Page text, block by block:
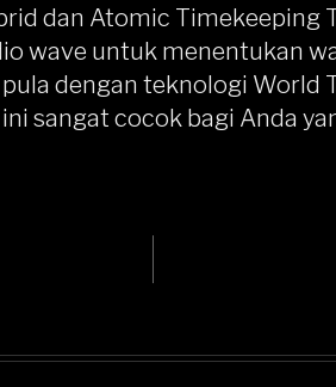
dan Atomic Timekeeping
wave untuk menentukan
dengan teknologi World
sangat cocok bagi Anda